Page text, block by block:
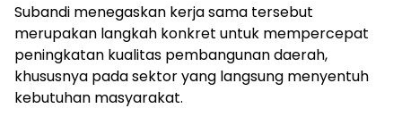
Subandi menegaskan kerja sama tersebut
merupakan langkah konkret untuk mempercepat
peningkatan kualitas pembangunan daerah,
khususnya pada sektor yang langsung menyentuh
kebutuhan masyarakat.